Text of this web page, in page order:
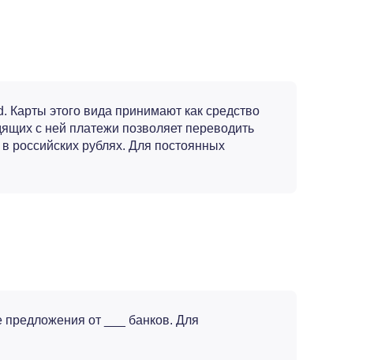
этого вида принимают как средство
с ней платежи позволяет переводить
российских рублях. Для постоянных
предложения от ___ банков. Для